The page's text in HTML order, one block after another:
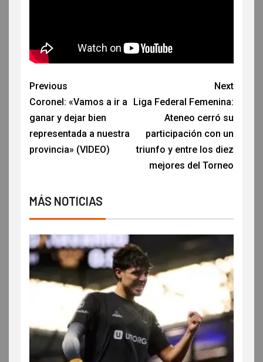
Previous
Coronel: «Vamos a ir a
ganar y dejar bien
representada a nuestra
provincia» (VIDEO)
Next
Liga Federal Femenina:
Ateneo cerró su
participación con un
triunfo y entre los diez
mejores del Torneo
MÁS NOTICIAS